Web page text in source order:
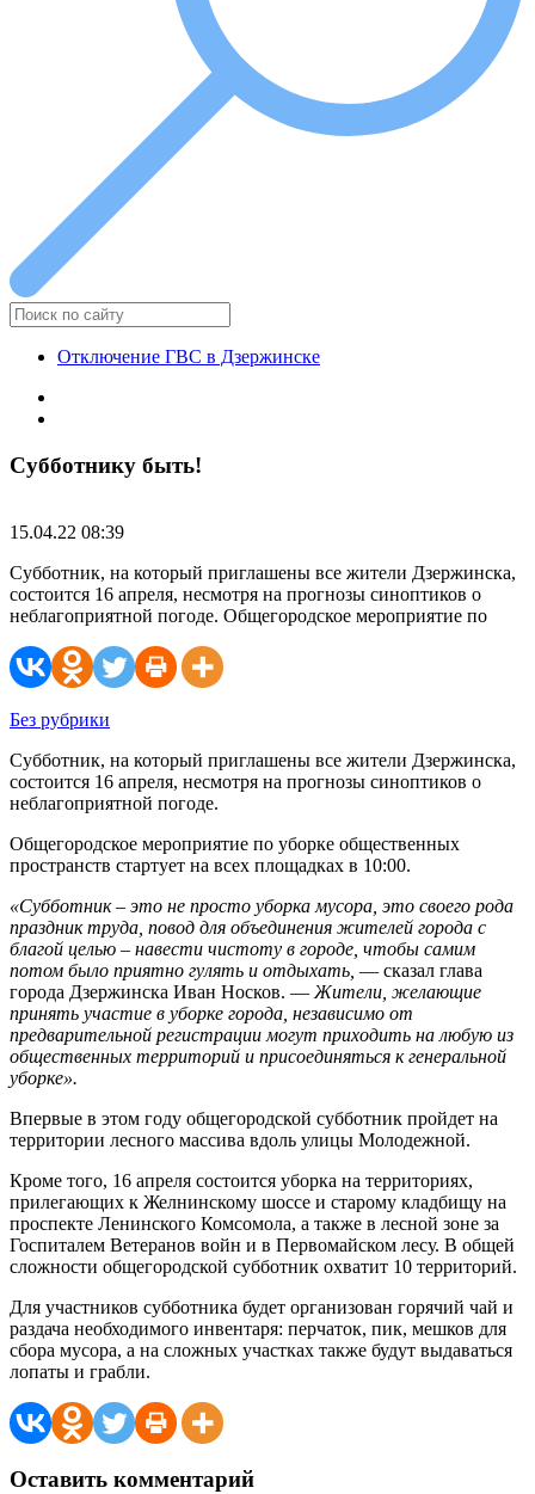
Отключение ГВС в Дзержинске
Субботнику быть!
15.04.22 08:39
Субботник, на который приглашены все жители Дзержинска,
состоится 16 апреля, несмотря на прогнозы синоптиков о
неблагоприятной погоде. Общегородское мероприятие по
Без рубрики
Субботник, на который приглашены все жители Дзержинска,
состоится 16 апреля, несмотря на прогнозы синоптиков о
неблагоприятной погоде.
Общегородское мероприятие по уборке общественных
пространств стартует на всех площадках в 10:00.
«Субботник – это не просто уборка мусора, это своего рода
праздник труда, повод для объединения жителей города с
благой целью – навести чистоту в городе, чтобы самим
потом было приятно гулять и отдыхать, — сказал глава
города Дзержинска Иван Носков. —Жители, желающие
принять участие в уборке города, независимо от
предварительной регистрации могут приходить на любую из
общественных территорий и присоединяться к генеральной
уборке».
Впервые в этом году общегородской субботник пройдет на
территории лесного массива вдоль улицы Молодежной.
Кроме того, 16 апреля состоится уборка на территориях,
прилегающих к Желнинскому шоссе и старому кладбищу на
проспекте Ленинского Комсомола, а также в лесной зоне за
Госпиталем Ветеранов войн и в Первомайском лесу. В общей
сложности общегородской субботник охватит 10 территорий.
Для участников субботника будет организован горячий чай и
раздача необходимого инвентаря: перчаток, пик, мешков для
сбора мусора, а на сложных участках также будут выдаваться
лопаты и грабли.
Оставить комментарий